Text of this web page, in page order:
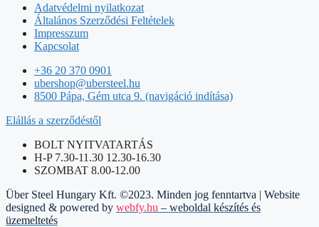
Adatvédelmi nyilatkozat
Általános Szerződési Feltételek
Impresszum
Kapcsolat
+36 20 370 0901
ubershop@ubersteel.hu
8500 Pápa, Gém utca 9. (navigáció indítása)
Elállás a szerződéstől
BOLT NYITVATARTÁS
H-P 7.30-11.30 12.30-16.30
SZOMBAT 8.00-12.00
Über Steel Hungary Kft. ©2023. Minden jog fenntartva | Website
designed & powered by webfy.hu – weboldal készítés és
üzemeltetés